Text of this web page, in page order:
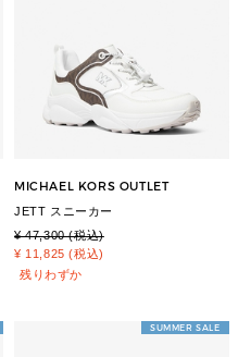
MICHAEL KORS OUTLET
JETT スニーカー
¥ 47,300 (税込)
¥ 11,825 (税込)
残りわずか
SUMMER SALE